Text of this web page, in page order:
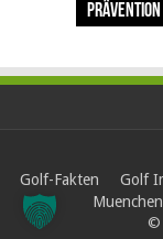
schreibt
Golf-Fakten Golf
©